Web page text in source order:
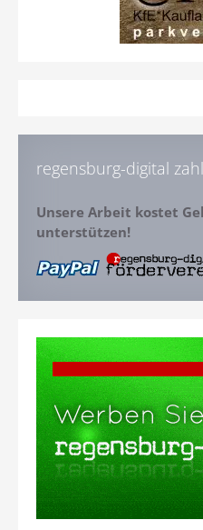
regensburg-digital
Unsere Arbeit kostet
unterstützen!